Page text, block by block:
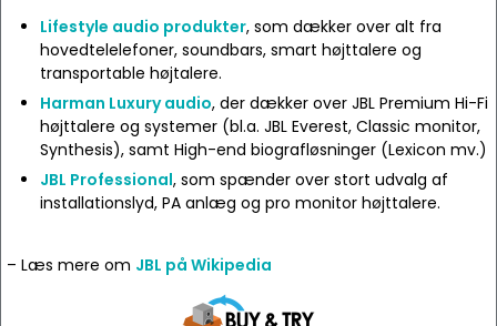
Lifestyle audio produkter, som dækker over alt fra
hovedtelelefoner, soundbars, smart højttalere og
transportable højtalere.
Harman Luxury audio, der dækker over JBL Premium Hi-Fi
højttalere og systemer (bl.a. JBL Everest, Classic monitor,
Synthesis), samt High-end biografløsninger (Lexicon mv.)
JBL Professional, som spænder over stort udvalg af
installationslyd, PA anlæg og pro monitor højttalere.
– Læs mere om JBL på Wikipedia